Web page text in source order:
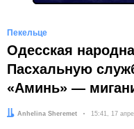
Пекельце
Одесская
Пасхальную
«Аминь» —
Автор:
Anhelina Sheremet Дата:
15:41, 17